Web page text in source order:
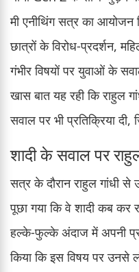
मी एनीथिंग सत्र का आयोजन
छात्रों के विरोध-प्रदर्शन,
गंभीर विषयों पर युवाओं के
खास बात यह रही कि राहुल
सवाल पर भी प्रतिक्रिया
शादी के सवाल पर
सत्र के दौरान राहुल गांधी
पूछा गया कि वे शादी कब कर
हल्के-फुल्के अंदाज में अपनी
किया कि इस विषय पर